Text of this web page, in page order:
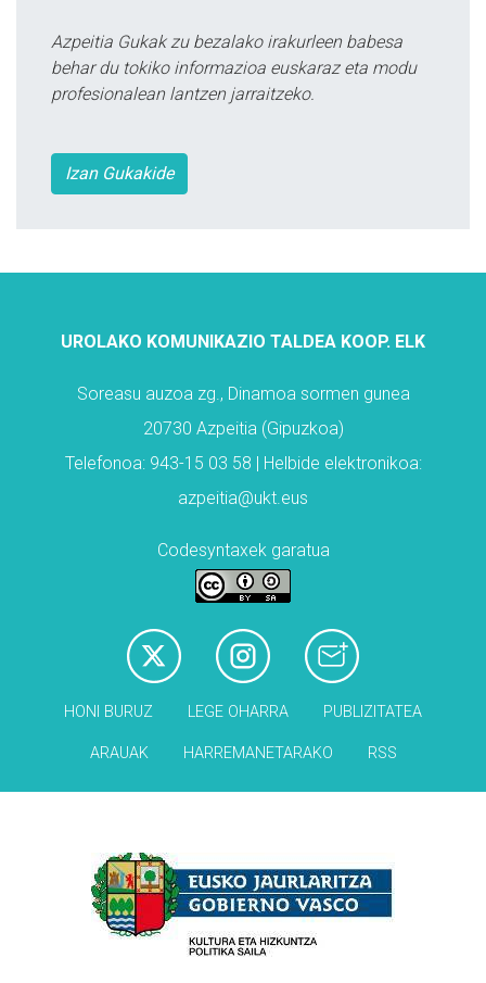
Azpeitia Gukak zu bezalako irakurleen babesa
behar du tokiko informazioa euskaraz eta modu
profesionalean lantzen jarraitzeko.
Izan Gukakide
UROLAKO KOMUNIKAZIO TALDEA KOOP. ELK
Soreasu auzoa zg., Dinamoa sormen gunea
20730 Azpeitia (Gipuzkoa)
Telefonoa: 943-15 03 58 | Helbide elektronikoa:
azpeitia@ukt.eus
Codesyntaxek garatua
HONI BURUZ LEGE OHARRA PUBLIZITATEA
ARAUAK HARREMANETARAKO RSS